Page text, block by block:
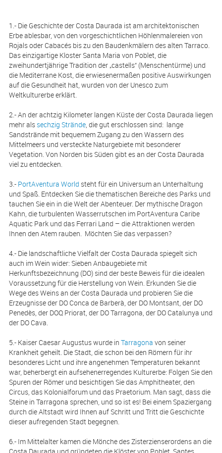
1.- Die Geschichte der Costa Daurada ist am architektonischen
Erbe ablesbar, von den vorgeschichtlichen Höhlenmalereien von
Rojals oder Cabacés bis zu den Baudenkmälern des alten Tarraco.
Das einzigartige Kloster Santa Maria von Poblet, die
zweihundertjährige Tradition der „castells“ (Menschentürme) und
die Mediterrane Kost, die erwiesenermaßen positive Auswirkungen
auf die Gesundheit hat, wurden von der Unesco zum
Weltkulturerbe erklärt.
2.- An der achtzig Kilometer langen Küste der Costa Daurada liegen
mehr als sechzig Strände, die gut erschlossen sind: lange
Sandstrände mit bequemem Zugang zu den Wassern des
Mittelmeers und versteckte Naturgebiete mit besonderer
Vegetation. Von Norden bis Süden gibt es an der Costa Daurada
viel zu entdecken.
3.- PortAventura World steht für ein Universum an Unterhaltung
und Spaß. Entdecken Sie die thematischen Bereiche des Parks und
tauchen Sie ein in die Welt der Abenteuer. Der mythische Dragon
Kahn, die turbulenten Wasserrutschen im PortAventura Caribe
Aquatic Park und das Ferrari Land – die Attraktionen werden
Ihnen den Atem rauben. Möchten Sie das verpassen?
4.- Die landschaftliche Vielfalt der Costa Daurada spiegelt sich
auch im Wein wider: Sieben Anbaugebiete mit
Herkunftsbezeichnung (DO) sind der beste Beweis für die idealen
Voraussetzung für die Herstellung von Wein. Erkunden Sie die
Wege des Weins an der Costa Daurada und probieren Sie die
Erzeugnisse der DO Conca de Barberà, der DO Montsant, der DO
Penedès, der DOQ Priorat, der DO Tarragona, der DO Catalunya und
der DO Cava.
5.- Kaiser Caesar Augustus wurde in Tarragona von seiner
Krankheit geheilt. Die Stadt, die schon bei den Römern für ihr
besonderes Licht und ihre angenehmen Temperaturen bekannt
war, beherbergt ein aufsehenerregendes Kulturerbe: Folgen Sie den
Spuren der Römer und besichtigen Sie das Amphitheater, den
Circus, das Kolonialforum und das Praetorium. Man sagt, dass die
Steine in Tarragona sprechen, und so ist es! Bei einem Spaziergang
durch die Altstadt wird Ihnen auf Schritt und Tritt die Geschichte
dieser aufregenden Stadt begegnen.
6.- Im Mittelalter kamen die Mönche des Zisterzienserordens an die